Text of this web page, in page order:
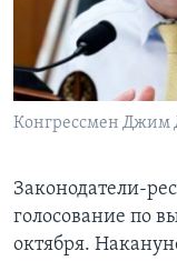
Конгрессмен Джим
Законодатели-
голосование по
октября.